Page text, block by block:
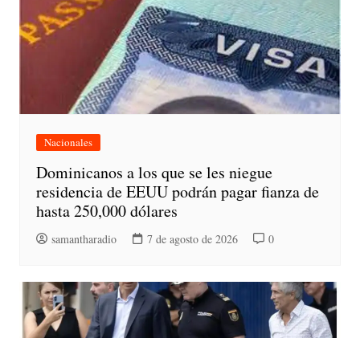
Nacionales
Dominicanos a los que se les niegue
residencia de EEUU podrán pagar fianza de
hasta 250,000 dólares
samantharadio 7 de agosto de 2026 0